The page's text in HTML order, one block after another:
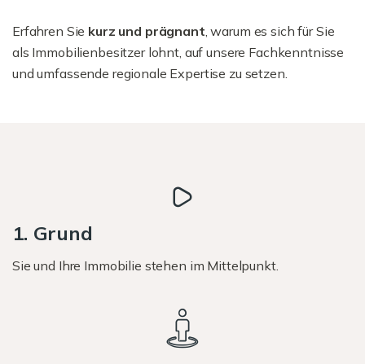
Erfahren Sie kurz und prägnant, warum es sich für Sie
als Immobilienbesitzer lohnt, auf unsere Fachkenntnisse
und umfassende regionale Expertise zu setzen.
1. Grund
Sie und Ihre Immobilie stehen im Mittelpunkt.